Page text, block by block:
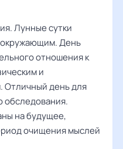
Лунные сутки
окружающим. День
отношения к
и
Отличный день для
обследования.
на будущее,
очищения мыслей